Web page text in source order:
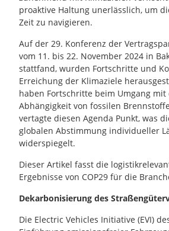
proaktive Haltung unerlässlich, um
Zeit zu navigieren.
Auf der 29. Konferenz der
vom 11. bis 22. November 2024 in
stattfand, wurden Fortschritte und
Erreichung der Klimaziele
haben Fortschritte beim Umgang mit
Abhängigkeit von fossilen
vertagte diesen Agenda Punkt, was
globalen Abstimmung individueller
widerspiegelt.
Dieser Artikel fasst die
Ergebnisse von COP29 für die
Dekarbonisierung des
Die Electric Vehicles Initiative (EVI)